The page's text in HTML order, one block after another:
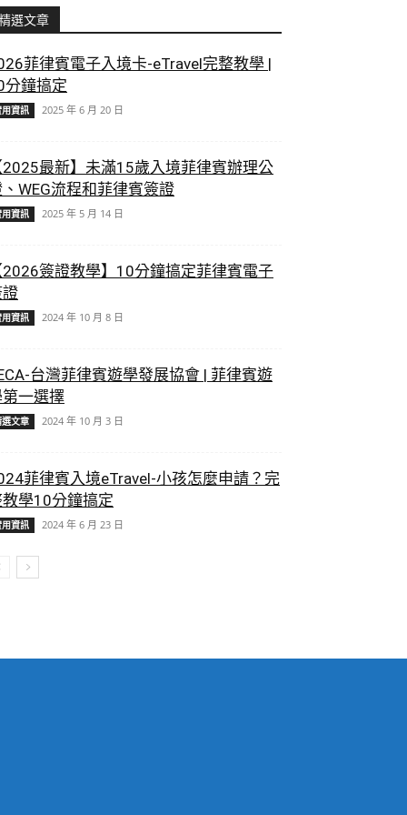
選文章
菲律賓電子入境卡-eTravel完整教學 |
分鐘搞定
資訊 2025 年 6 月 20 日
最新】未滿15歲入境菲律賓辦理公
WEG流程和菲律賓簽證
資訊 2025 年 5 月 14 日
簽證教學】10分鐘搞定菲律賓電子
資訊 2024 年 10 月 8 日
台灣菲律賓遊學發展協會 | 菲律賓遊
一選擇
文章 2024 年 10 月 3 日
菲律賓入境eTravel-小孩怎麼申請？完
學10分鐘搞定
資訊 2024 年 6 月 23 日